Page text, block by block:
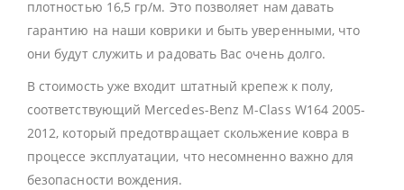
плотностью 16,5 гр/м. Это позволяет нам давать
гарантию на наши коврики и быть уверенными, что
они будут служить и радовать Вас очень долго.
В стоимость уже входит штатный крепеж к полу,
соответствующий Mercedes-Benz M-Class W164 2005-
2012, который предотвращает скольжение ковра в
процессе эксплуатации, что несомненно важно для
безопасности вождения.